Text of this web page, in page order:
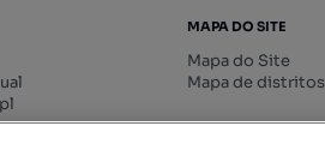
MAPA DO SITE
Mapa do Site
Mapa de distritos